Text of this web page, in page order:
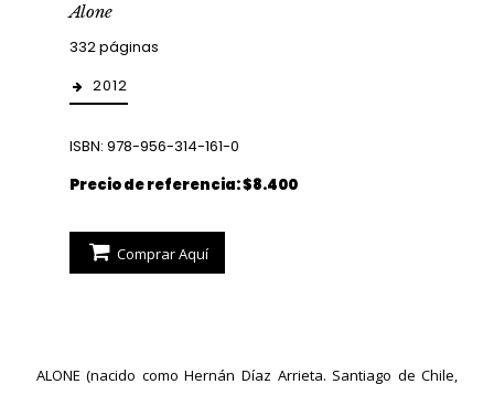
Alone
332 páginas
2012
ISBN: 978-956-314-161-0
Precio de referencia: $8.400
Comprar Aquí
ALONE (nacido como Hernán Díaz Arrieta. Santiago de Chile,